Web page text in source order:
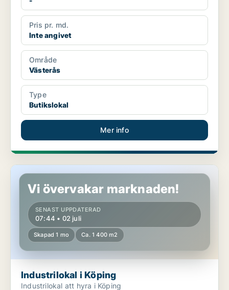
Pris pr. md.
Inte angivet
Område
Västerås
Type
Butikslokal
Mer info
Industrilokal i Köping
Vi övervakar marknaden!
SENAST UPPDATERAD
07:44 • 02 juli
Skapad 1 mo Ca. 1 400 m2
Industrilokal i Köping
Industrilokal att hyra i Köping